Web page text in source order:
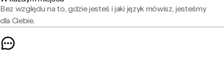
Bez względu na to, gdzie jesteś i jaki język mówisz, jesteśmy
dla Ciebie.